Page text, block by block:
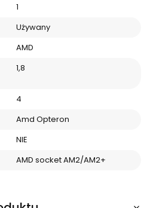
1
Używany
AMD
1,8
4
Amd Opteron
NIE
AMD socket AM2/AM2+